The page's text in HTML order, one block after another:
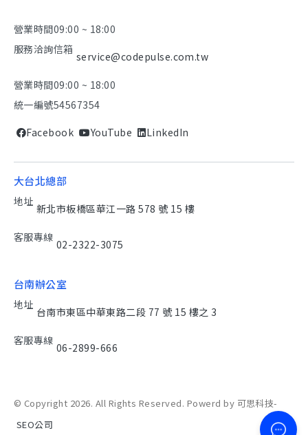
營業時間09:00 ~ 18:00
服務洽詢信箱
service@codepulse.com.tw
營業時間09:00 ~ 18:00
統一編號54567354
Facebook YouTube LinkedIn
大台北總部
地址
新北市板橋區華江一路 578 號 15 樓
客服專線
02-2322-3075
台南辦公室
地址
台南市東區中華東路二段 77 號 15 樓之 3
客服專線
06-2899-666
© Copyright 2026. All Rights Reserved. Powerd by 可思科技-
SEO公司